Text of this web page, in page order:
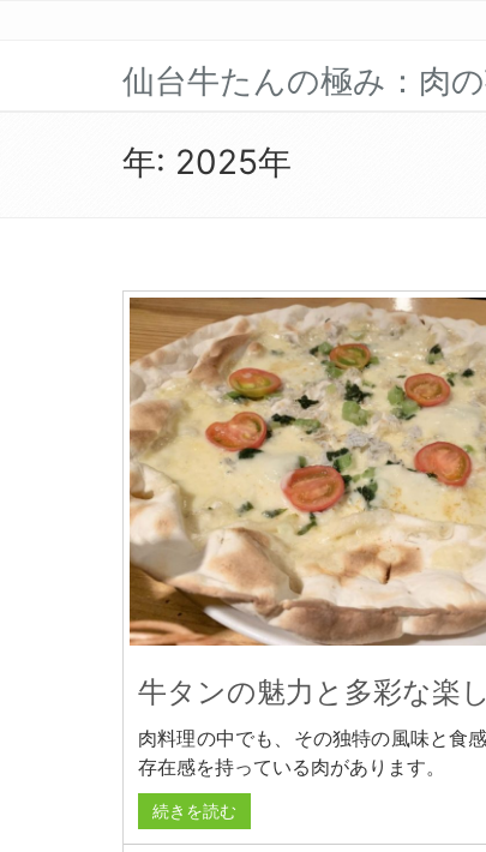
仙台牛たんの極み：肉
年: 2025年
牛タンの魅力と多彩な楽
肉料理の中でも、その独特の風味と食
存在感を持っている肉があります。
続きを読む